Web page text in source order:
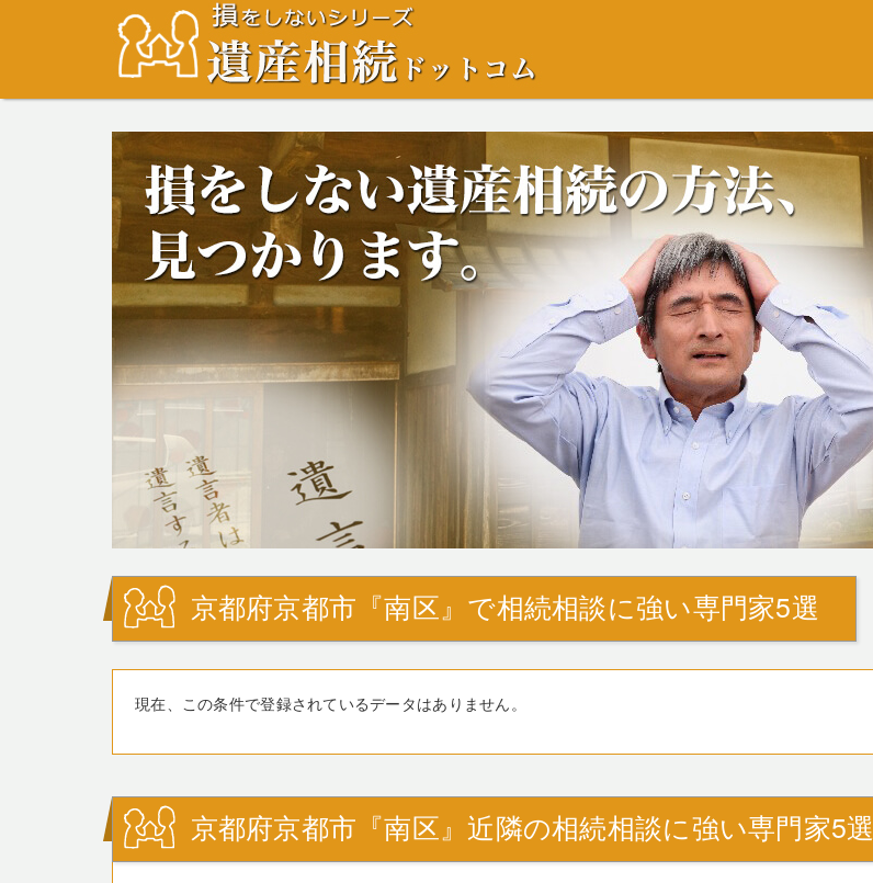
京都府京都市『南区』で相続相談に強い専門家5選
現在、この条件で登録されているデータはありません。
京都府京都市『南区』近隣の相続相談に強い専門家5選